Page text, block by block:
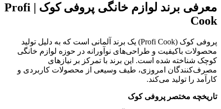
معرفی برند لوازم خانگی پروفی کوک | Profi
Cook
پروفی کوک (Profi Cook) یک برند آلمانی است که به دلیل تولید
محصولات باکیفیت و طراحی‌های نوآورانه در حوزه لوازم خانگی
کوچک شناخته شده است. این برند با تمرکز بر نیازهای
مصرف‌کنندگان امروزی، طیف وسیعی از محصولات کاربردی و
کارآمد را تولید می‌کند.
تاریخچه مختصر پروفی کوک